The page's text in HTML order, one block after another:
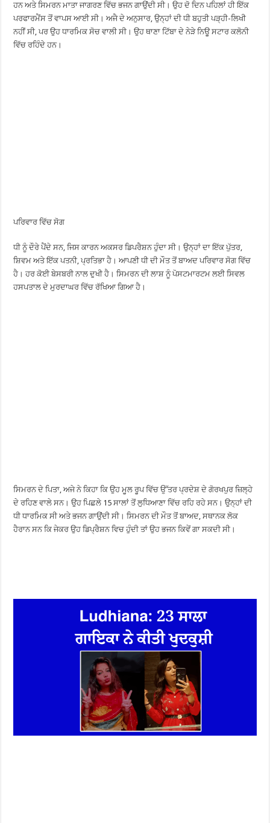
ਹਨ ਅਤੇ ਸਿਮਰਨ ਮਾਤਾ ਜਾਗਰਣ ਵਿੱਚ ਭਜਨ ਗਾਉਂਦੀ ਸੀ। ਉਹ ਦੋ ਦਿਨ ਪਹਿਲਾਂ ਹੀ ਇੱਕ
ਪਰਫਾਰਮੈਂਸ ਤੋਂ ਵਾਪਸ ਆਈ ਸੀ। ਅਜੈ ਦੇ ਅਨੁਸਾਰ, ਉਨ੍ਹਾਂ ਦੀ ਧੀ ਬਹੁਤੀ ਪੜ੍ਹੀ-ਲਿਖੀ
ਨਹੀਂ ਸੀ, ਪਰ ਉਹ ਧਾਰਮਿਕ ਸੋਚ ਵਾਲੀ ਸੀ। ਉਹ ਥਾਣਾ ਟਿੱਬਾ ਦੇ ਨੇੜੇ ਨਿਊ ਸਟਾਰ ਕਲੋਨੀ
ਵਿੱਚ ਰਹਿੰਦੇ ਹਨ।
ਪਰਿਵਾਰ ਵਿੱਚ ਸੋਗ
ਧੀ ਨੂੰ ਦੌਰੇ ਪੈਂਦੇ ਸਨ, ਜਿਸ ਕਾਰਨ ਅਕਸਰ ਡਿਪਰੈਸ਼ਨ ਹੁੰਦਾ ਸੀ। ਉਨ੍ਹਾਂ ਦਾ ਇੱਕ ਪੁੱਤਰ,
ਸ਼ਿਵਮ ਅਤੇ ਇੱਕ ਪਤਨੀ, ਪ੍ਰਤਿਭਾ ਹੈ। ਆਪਣੀ ਧੀ ਦੀ ਮੌਤ ਤੋਂ ਬਾਅਦ ਪਰਿਵਾਰ ਸੋਗ ਵਿੱਚ
ਹੈ। ਹਰ ਕੋਈ ਬੇਸਬਰੀ ਨਾਲ ਦੁਖੀ ਹੈ। ਸਿਮਰਨ ਦੀ ਲਾਸ਼ ਨੂੰ ਪੋਸਟਮਾਰਟਮ ਲਈ ਸਿਵਲ
ਹਸਪਤਾਲ ਦੇ ਮੁਰਦਾਘਰ ਵਿੱਚ ਰੱਖਿਆ ਗਿਆ ਹੈ।
ਸਿਮਰਨ ਦੇ ਪਿਤਾ, ਅਜੇ ਨੇ ਕਿਹਾ ਕਿ ਉਹ ਮੂਲ ਰੂਪ ਵਿੱਚ ਉੱਤਰ ਪ੍ਰਦੇਸ਼ ਦੇ ਗੋਰਖਪੁਰ ਜ਼ਿਲ੍ਹੇ
ਦੇ ਰਹਿਣ ਵਾਲੇ ਸਨ। ਉਹ ਪਿਛਲੇ 15 ਸਾਲਾਂ ਤੋਂ ਲੁਧਿਆਣਾ ਵਿੱਚ ਰਹਿ ਰਹੇ ਸਨ। ਉਨ੍ਹਾਂ ਦੀ
ਧੀ ਧਾਰਮਿਕ ਸੀ ਅਤੇ ਭਜਨ ਗਾਉਂਦੀ ਸੀ। ਸਿਮਰਨ ਦੀ ਮੌਤ ਤੋਂ ਬਾਅਦ, ਸਥਾਨਕ ਲੋਕ
ਹੈਰਾਨ ਸਨ ਕਿ ਜੇਕਰ ਉਹ ਡਿਪ੍ਰੈਸ਼ਨ ਵਿਚ ਹੁੰਦੀ ਤਾਂ ਉਹ ਭਜਨ ਕਿਵੇਂ ਗਾ ਸਕਦੀ ਸੀ।